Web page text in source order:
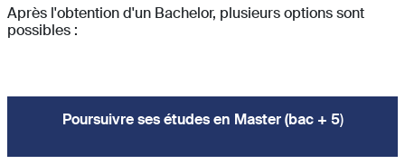
Après l'obtention d'un Bachelor, plusieurs options sont
possibles :
Poursuivre ses études en Master (bac + 5)